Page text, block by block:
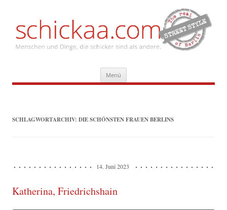
Menü Inhalt
springen
SCHLAGWORTARCHIV: DIE SCHÖNSTEN FRAUEN BERLINS
14. Juni 2023
Katherina, Friedrichshain